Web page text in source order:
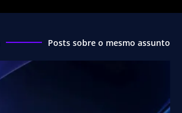
Posts sobre o mesmo assunto